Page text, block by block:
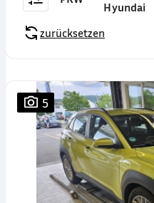
Hyundai
zurücksetzen
5